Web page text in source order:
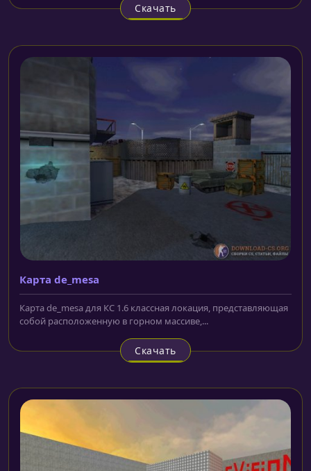
Скачать
Карта de_mesa
Карта de_mesa для КС 1.6 классная локация, представляющая
собой расположенную в горном массиве,...
Скачать